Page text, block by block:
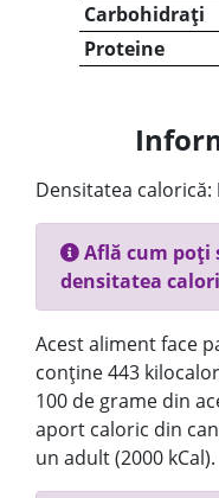
Carbohidrați
Proteine
Densitatea calorică:
Află cum poți
densitatea
Acest aliment face
conține 443
100 de grame din
aport caloric din
un adult (2000 kCal).